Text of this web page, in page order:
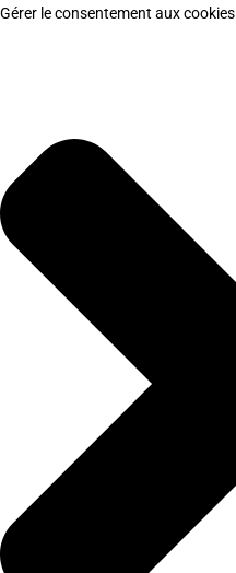
Gérer le consentement aux cookies